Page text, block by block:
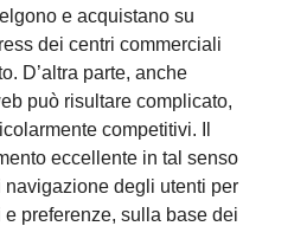
e acquistano su
dei centri commerciali
D’altra parte, anche
può risultare complicato,
competitivi. Il
eccellente in tal senso
degli utenti per
preferenze, sulla base dei